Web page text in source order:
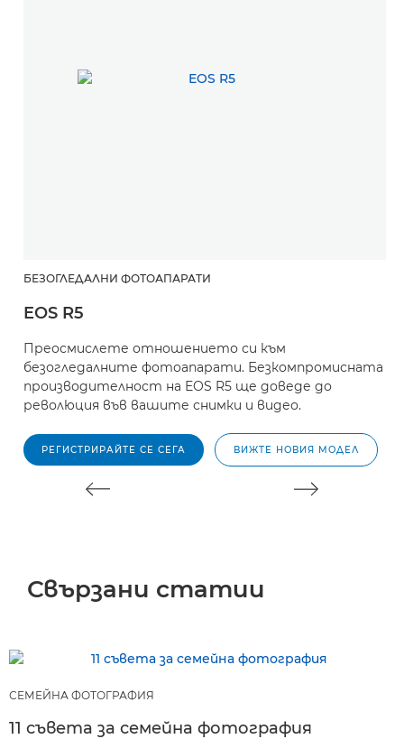
БЕЗОГЛЕДАЛНИ ФОТОАПАРАТИ
EOS R5
Преосмислете отношението си към
безогледалните фотоапарати. Безкомпромисната
производителност на EOS R5 ще доведе до
революция във вашите снимки и видео.
РЕГИСТРИРАЙТЕ СЕ СЕГА ВИЖТЕ НОВИЯ МОДЕЛ
Свързани статии
СЕМЕЙНА ФОТОГРАФИЯ
11 съвета за семейна фотография